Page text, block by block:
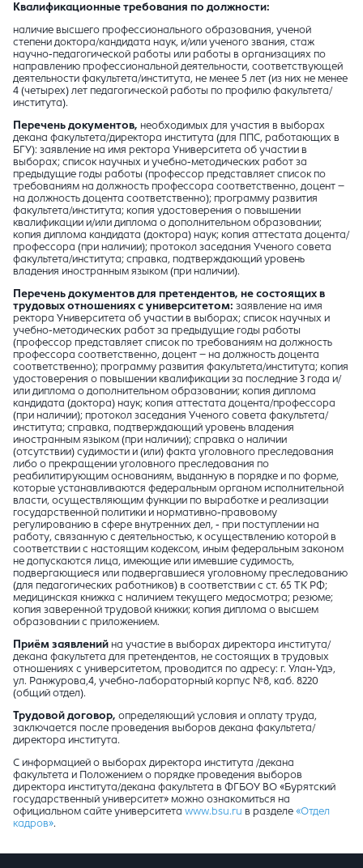
Квалификационные требования по должности:
наличие высшего профессионального образования, ученой
степени доктора/кандидата наук, и/или ученого звания, стаж
научно-педагогической работы или работы в организациях по
направлению профессиональной деятельности, соответствующей
деятельности факультета/института, не менее 5 лет (из них не менее
4 (четырех) лет педагогической работы по профилю факультета/
института).
Перечень документов, необходимых для участия в выборах
декана факультета/директора института (для ППС, работающих в
БГУ): заявление на имя ректора Университета об участии в
выборах; список научных и учебно-методических работ за
предыдущие годы работы (профессор представляет список по
требованиям на должность профессора соответственно, доцент –
на должность доцента соответственно); программу развития
факультета/института; копия удостоверения о повышении
квалификации и/или диплома о дополнительном образовании;
копия диплома кандидата (доктора) наук; копия аттестата доцента/
профессора (при наличии); протокол заседания Ученого совета
факультета/института; справка, подтверждающий уровень
владения иностранным языком (при наличии).
Перечень документов для претендентов, не состоящих в
трудовых отношениях с университетом: заявление на имя
ректора Университета об участии в выборах; список научных и
учебно-методических работ за предыдущие годы работы
(профессор представляет список по требованиям на должность
профессора соответственно, доцент – на должность доцента
соответственно); программу развития факультета/института; копия
удостоверения о повышении квалификации за последние 3 года и/
или диплома о дополнительном образовании; копия диплома
кандидата (доктора) наук; копия аттестата доцента/профессора
(при наличии); протокол заседания Ученого совета факультета/
института; справка, подтверждающий уровень владения
иностранным языком (при наличии); справка о наличии
(отсутствии) судимости и (или) факта уголовного преследования
либо о прекращении уголовного преследования по
реабилитирующим основаниям, выданную в порядке и по форме,
которые устанавливаются федеральным органом исполнительной
власти, осуществляющим функции по выработке и реализации
государственной политики и нормативно-правовому
регулированию в сфере внутренних дел, - при поступлении на
работу, связанную с деятельностью, к осуществлению которой в
соответствии с настоящим кодексом, иным федеральным законом
не допускаются лица, имеющие или имевшие судимость,
подвергающиеся или подвергавшиеся уголовному преследованию
(для педагогических работников) в соответствии с ст. 65 ТК РФ;
медицинская книжка с наличием текущего медосмотра; резюме;
копия заверенной трудовой книжки; копия диплома о высшем
образовании с приложением.
Приём заявлений на участие в выборах директора института/
декана факультета для претендентов, не состоящих в трудовых
отношениях с университетом, проводится по адресу: г. Улан-Удэ,
ул. Ранжурова,4, учебно-лабораторный корпус №8, каб. 8220
(общий отдел).
Трудовой договор, определяющий условия и оплату труда,
заключается после проведения выборов декана факультета/
директора института.
С информацией о выборах директора института /декана
факультета и Положением о порядке проведения выборов
директора института/декана факультета в ФГБОУ ВО «Бурятский
государственный университет» можно ознакомиться на
официальном сайте университета www.bsu.ru в разделе «Отдел
кадров».